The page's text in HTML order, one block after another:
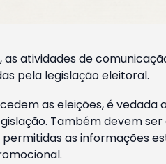
as atividades de
pela legislação eleitoral.
as eleições, é
Também devem
as informações